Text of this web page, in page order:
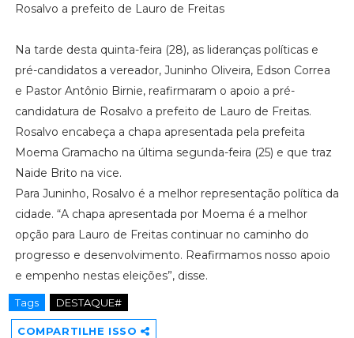
Rosalvo a prefeito de Lauro de Freitas
Na tarde desta quinta-feira (28), as lideranças políticas e
pré-candidatos a vereador, Juninho Oliveira, Edson Correa
e Pastor Antônio Birnie, reafirmaram o apoio a pré-
candidatura de Rosalvo a prefeito de Lauro de Freitas.
Rosalvo encabeça a chapa apresentada pela prefeita
Moema Gramacho na última segunda-feira (25) e que traz
Naide Brito na vice.
Para Juninho, Rosalvo é a melhor representação política da
cidade. “A chapa apresentada por Moema é a melhor
opção para Lauro de Freitas continuar no caminho do
progresso e desenvolvimento. Reafirmamos nosso apoio
e empenho nestas eleições”, disse.
Tags DESTAQUE#
COMPARTILHE ISSO